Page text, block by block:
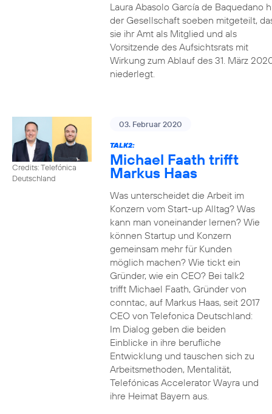
Laura Abasolo García de Baquedano
der Gesellschaft soeben mitgeteilt,
sie ihr Amt als Mitglied und als
Vorsitzende des Aufsichtsrats mit
Wirkung zum Ablauf des 31. März
niederlegt.
Credits: Telefónica
Deutschland
03. Februar 2020
TALK2:
Michael Faath trifft
Markus Haas
Was unterscheidet die Arbeit im
Konzern vom Start-up Alltag? Was
kann man voneinander lernen? Wie
können Startup und Konzern
gemeinsam mehr für Kunden
möglich machen? Wie tickt ein
Gründer, wie ein CEO? Bei talk2
trifft Michael Faath, Gründer von
conntac, auf Markus Haas, seit 2017
CEO von Telefonica Deutschland:
Im Dialog geben die beiden
Einblicke in ihre berufliche
Entwicklung und tauschen sich zu
Arbeitsmethoden, Mentalität,
Telefónicas Accelerator Wayra und
ihre Heimat Bayern aus.